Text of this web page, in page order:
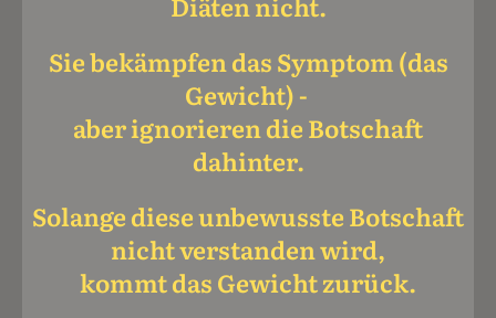
Sie bekämpfen das Symptom (das
Gewicht) -
aber ignorieren die Botschaft
dahinter.
Solange diese unbewusste Botschaft
nicht verstanden wird,
kommt das Gewicht zurück.